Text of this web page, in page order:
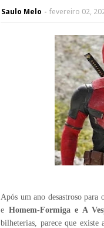
Saulo Melo fevereiro 02,
Após um ano desastroso
e Homem-Formiga e A
bilheterias, parece que